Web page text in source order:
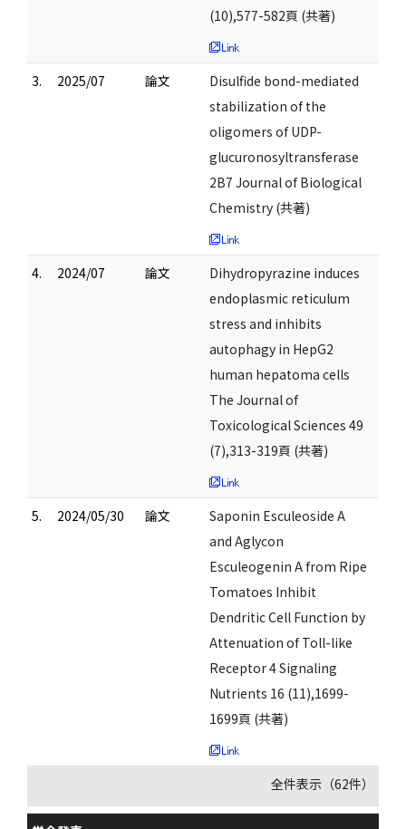
(10),577-582頁 (共著)
3. 2025/07 論文
Disulfide bond-mediated
stabilization of the
oligomers of UDP-
glucuronosyltransferase
2B7 Journal of Biological
Chemistry (共著)
4. 2024/07 論文
Dihydropyrazine induces
endoplasmic reticulum
stress and inhibits
autophagy in HepG2
human hepatoma cells
The Journal of
Toxicological Sciences 49
(7),313-319頁 (共著)
5. 2024/05/30 論文
Saponin Esculeoside A
and Aglycon
Esculeogenin A from Ripe
Tomatoes Inhibit
Dendritic Cell Function by
Attenuation of Toll-like
Receptor 4 Signaling
Nutrients 16 (11),1699-
1699頁 (共著)
全件表示（62件）